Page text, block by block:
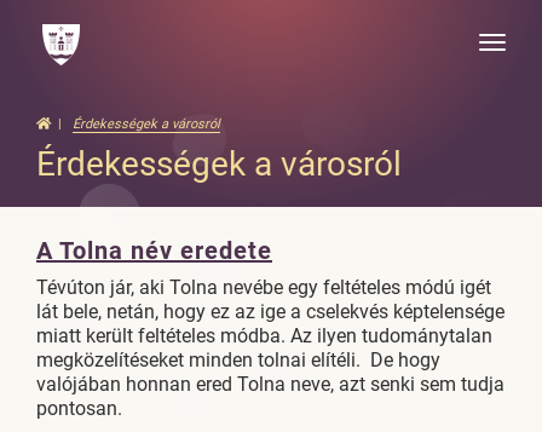
Toggle
Érdekességek a városról
Érdekességek a városról
A Tolna név eredete
Tévúton jár, aki Tolna nevébe egy feltételes módú igét
lát bele, netán, hogy ez az ige a cselekvés képtelensége
miatt került feltételes módba. Az ilyen tudománytalan
megközelítéseket minden tolnai elítéli. De hogy
valójában honnan ered Tolna neve, azt senki sem tudja
pontosan.